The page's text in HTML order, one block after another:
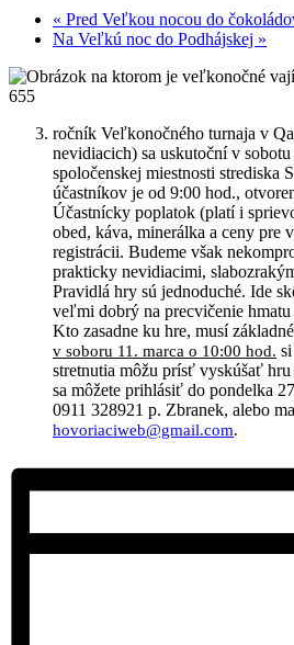
« Pred Veľkou nocou do
Na Veľkú noc do Podhájskej »
655
ročník Veľkonočného turnaja v
nevidiacich) sa uskutoční v
spoločenskej miestnosti strediska
účastníkov je od 9:00 hod.,
Účastnícky poplatok (platí i
obed, káva, minerálka a ceny pre
registrácii. Budeme však
prakticky nevidiacimi,
Pravidlá hry sú jednoduché. Ide
veľmi dobrý na precvičenie
Kto zasadne ku hre, musí
v soboru 11. marca o 10:00 hod.
stretnutia môžu prísť vyskúšať
sa môžete prihlásiť do pondelka
0911 328921 p. Zbranek, alebo
hovoriaciweb@gmail.com.